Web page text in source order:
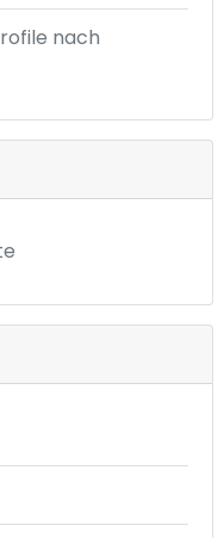
nach